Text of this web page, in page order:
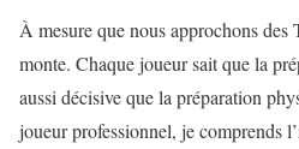
À mesure que nous approchons des
monte. Chaque joueur sait que la
aussi décisive que la préparation
joueur professionnel, je comprends